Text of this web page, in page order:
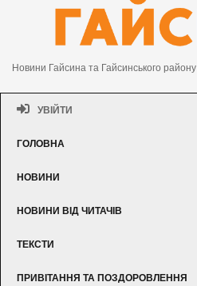
Новини Гайсина та Гайсинського району
УВІЙТИ
ГОЛОВНА
НОВИНИ
НОВИНИ ВІД ЧИТАЧІВ
ТЕКСТИ
ПРИВІТАННЯ ТА ПОЗДОРОВЛЕННЯ